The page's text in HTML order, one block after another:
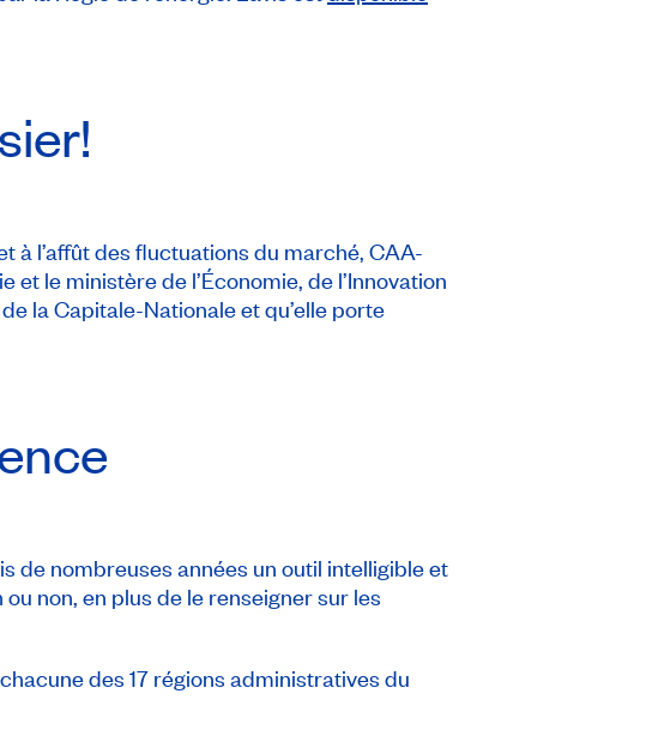
à l’affût des fluctuations du marché, CAA-
le ministère de l’Économie, de l’Innovation
la Capitale-Nationale et qu’elle porte
de nombreuses années un outil intelligible et
non, en plus de le renseigner sur les
des 17 régions administratives du